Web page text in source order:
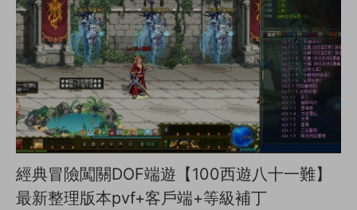
經典冒險闖關DOF端遊【100西遊八十一難】
最新整理版本pvf+客戶端+等級補丁